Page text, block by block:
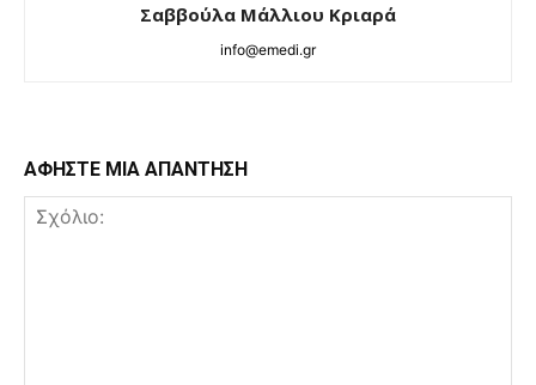
Σαββούλα Μάλλιου Κριαρά
info@emedi.gr
ΑΦΗΣΤΕ ΜΙΑ ΑΠΑΝΤΗΣΗ